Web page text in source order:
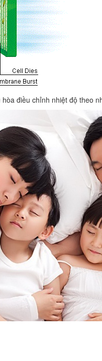
điều chỉnh nhiệt độ theo